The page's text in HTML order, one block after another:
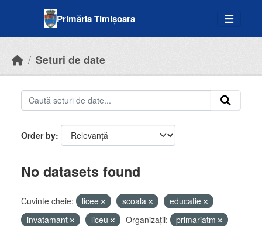
Primăria Timișoara
Seturi de date
Order by
No datasets found
Cuvinte cheie: licee scoala
educatie
invatamant
liceu Organizații:
primariatm